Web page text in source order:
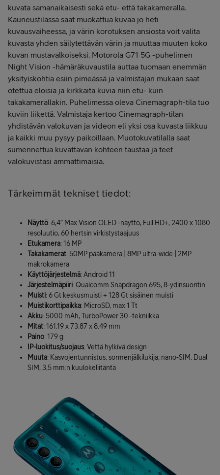
kuvata samanaikaisesti sekä etu- että takakameralla.
Kauneustilassa saat muokattua kuvaa jo heti
kuvausvaiheessa, ja värin korotuksen ansiosta voit valita
kuvasta yhden säilytettävän värin ja muuttaa muuten koko
kuvan mustavalkoiseksi. Motorola G71 5G -puhelimen
Night Vision -hämäräkuvaustila auttaa tuomaan enemmän
yksityiskohtia esiin pimeässä ja valmistajan mukaan saat
otettua eloisia ja kirkkaita kuvia niin etu- kuin
takakamerallakin. Puhelimessa oleva Cinemagraph-tila tuo
kuviin liikettä. Valmistaja kertoo Cinemagraph-tilan
yhdistävän valokuvan ja videon eli yksi osa kuvasta liikkuu
ja kaikki muu pysyy paikoillaan. Muotokuvatilalla saat
sumennettua kuvattavan kohteen taustaa ja teet
valokuvistasi ammattimaisia.
Tärkeimmät tekniset tiedot:
Näyttö: 6,4” Max Vision OLED -näyttö, Full HD+, 2400 x 1080
resoluutio, 60 hertsin virkistystaajuus
Etukamera: 16 MP
Takakamerat: 50MP pääkamera | 8MP ultra-wide | 2MP
makrokamera
Käyttöjärjestelmä: Android 11
Järjestelmäpiiri: Qualcomm Snapdragon 695, 8-ydinsuoritin
Muisti: 6 Gt keskusmuisti + 128 Gt sisäinen muisti
Muistikorttipaikka: MicroSD, max 1 Tt
Akku: 5000 mAh, TurboPower 30 -tekniikka
Mitat: 161.19 x 73.87 x 8.49 mm
Paino: 179 g
IP-luokitus/suojaus: Vettä hylkivä design
Muuta: Kasvojentunnistus, sormenjälkilukija, nano-SIM, Dual
SIM, 3,5 mm:n kuulokeliitäntä